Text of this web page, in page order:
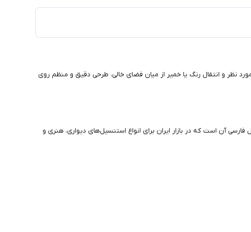
و انتقال رنگ یا خمیر از میان فضای خالی، طرحی دقیق و منظم روی
فارسی آن است که در بازار ایران برای انواع استنسیل‌های دیواری، هنری و